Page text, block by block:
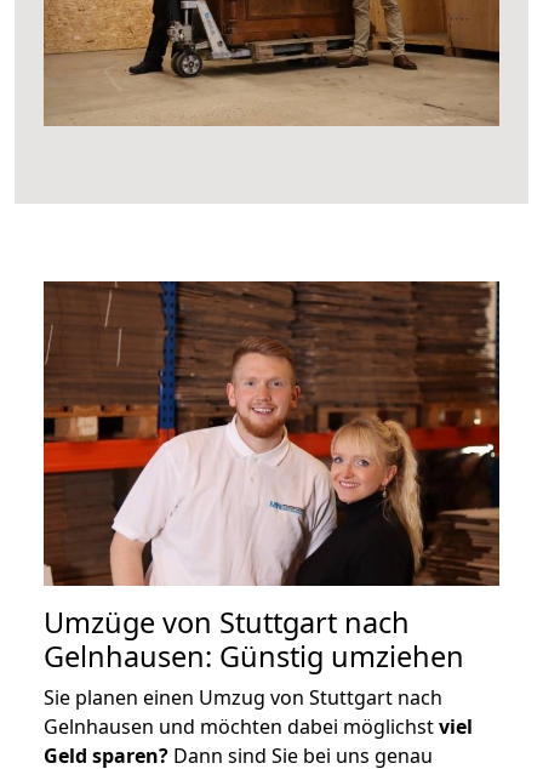
Umzüge von Stuttgart nach
Gelnhausen: Günstig umziehen
Sie planen einen Umzug von Stuttgart nach
Gelnhausen und möchten dabei möglichstviel
Geld sparen? Dann sind Sie bei uns genau